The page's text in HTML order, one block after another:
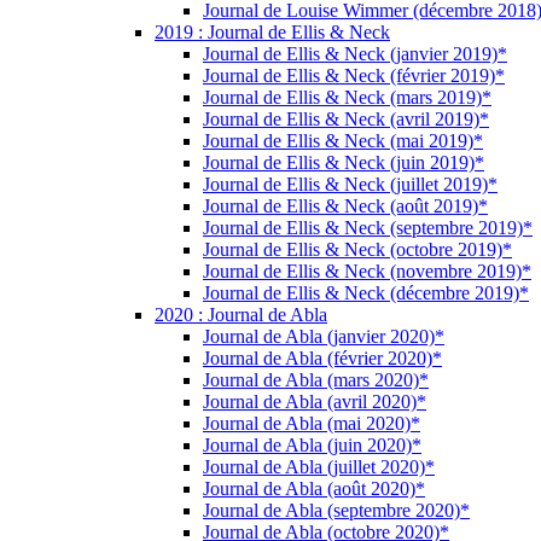
Journal de Louise Wimmer (décembre
2019 : Journal de Ellis & Neck
Journal de Ellis & Neck (janvier 2019)*
Journal de Ellis & Neck (février 2019)*
Journal de Ellis & Neck (mars 2019)*
Journal de Ellis & Neck (avril 2019)*
Journal de Ellis & Neck (mai 2019)*
Journal de Ellis & Neck (juin 2019)*
Journal de Ellis & Neck (juillet 2019)*
Journal de Ellis & Neck (août 2019)*
Journal de Ellis & Neck (septembre 2019)*
Journal de Ellis & Neck (octobre 2019)*
Journal de Ellis & Neck (novembre 2019)*
Journal de Ellis & Neck (décembre 2019)*
2020 : Journal de Abla
Journal de Abla (janvier 2020)*
Journal de Abla (février 2020)*
Journal de Abla (mars 2020)*
Journal de Abla (avril 2020)*
Journal de Abla (mai 2020)*
Journal de Abla (juin 2020)*
Journal de Abla (juillet 2020)*
Journal de Abla (août 2020)*
Journal de Abla (septembre 2020)*
Journal de Abla (octobre 2020)*